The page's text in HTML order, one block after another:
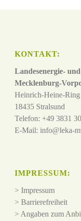
KONTAKT:
Landesenergie-
Mecklenburg-
Heinrich-Heine-
18435 Stralsund
Telefon: +49 3831
E-Mail: info@leka-
IMPRESSUM:
> Impressum
> Barrierefreiheit
> Angaben zum